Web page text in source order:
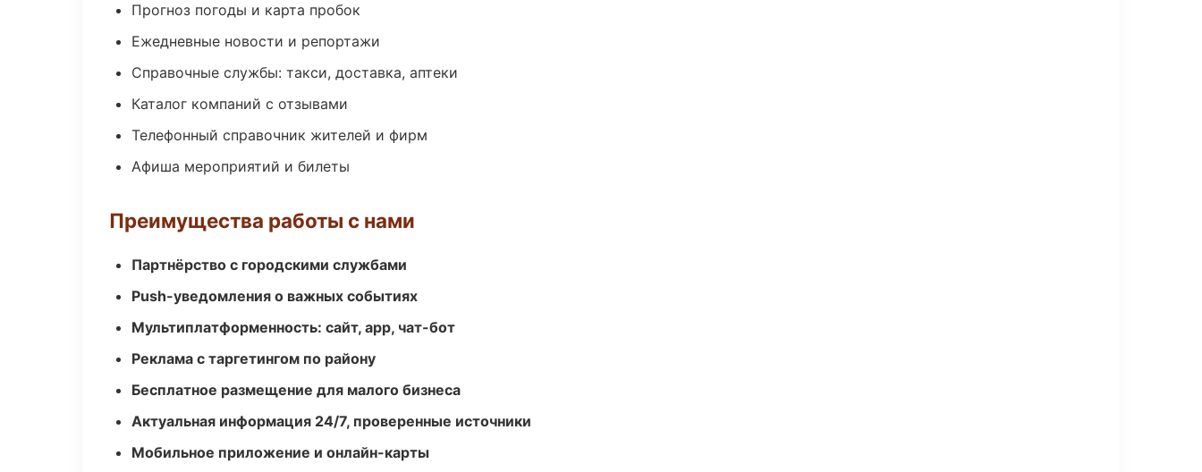
Прогноз погоды и карта пробок
Ежедневные новости и репортажи
Справочные службы: такси, доставка, аптеки
Каталог компаний с отзывами
Телефонный справочник жителей и фирм
Афиша мероприятий и билеты
Преимущества работы с нами
Партнёрство с городскими службами
Push-уведомления о важных событиях
Мультиплатформенность: сайт, app, чат-бот
Реклама с таргетингом по району
Бесплатное размещение для малого бизнеса
Актуальная информация 24/7, проверенные источники
Мобильное приложение и онлайн-карты